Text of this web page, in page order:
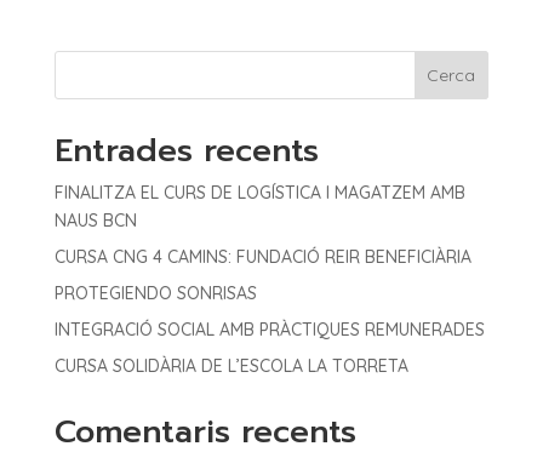
Cerca
Entrades recents
FINALITZA EL CURS DE LOGÍSTICA I MAGATZEM AMB
NAUS BCN
CURSA CNG 4 CAMINS: FUNDACIÓ REIR BENEFICIÀRIA
PROTEGIENDO SONRISAS
INTEGRACIÓ SOCIAL AMB PRÀCTIQUES REMUNERADES
CURSA SOLIDÀRIA DE L’ESCOLA LA TORRETA
Comentaris recents